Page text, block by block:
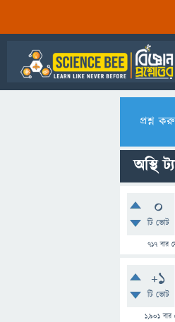
প্রশ্ন
অস্থি
0
টি ভোট
717 বার
+1
টি ভোট
1,901 বার